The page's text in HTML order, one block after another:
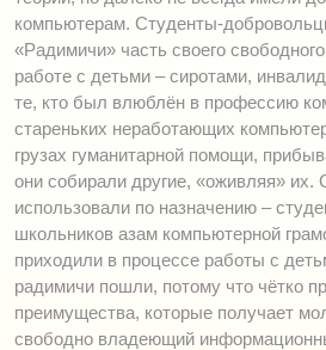
компьютерам. Студенты-
«Радимичи» часть своего
работе с детьми – сиротами,
те, кто был влюблён в профессию
стареньких неработающих
грузах гуманитарной помощи,
они собирали другие, «оживляя»
использовали по назначению –
школьников азам компьютерной
приходили в процессе работы с
радимичи пошли, потому что чётко
преимущества, которые получает
свободно владеющий